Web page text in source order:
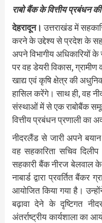
राबो बैंक के वित्तीय प्रबंधन
देहरादून। उत्तराखंड में
करने के उद्देश्य से प्रदेश के
अपने विभागीय अधिकारियों
पर वह डेयरी विकास, ग्रामीण
खाद्य एवं कृषि क्षेत्र की
हासिल करेंगे। साथ ही, वह
संस्थाओं में से एक राबोबैंक समूह
वित्तीय प्रबंधन प्रणाली का
नीदरलैंड से जारी अपने
वह सहकारिता सचिव
सहकारी बैंक नीरज बेलवाल के
नाबार्ड द्वारा प्रवर्तित
आयोजित किया गया है।
बढ़ावा देने के दृष्टिगत
अंतर्राष्ट्रीय कार्यशाला